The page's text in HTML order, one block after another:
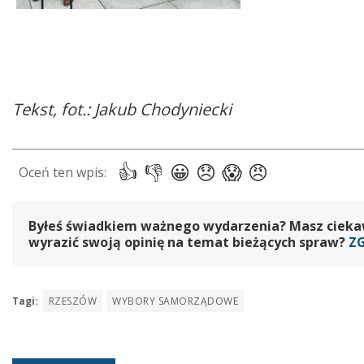
Tekst, fot.: Jakub Chodyniecki
Byłeś świadkiem ważnego wydarzenia? Masz
wyrazić swoją opinię na temat bieżących spraw?
Tagi: RZESZÓW WYBORY SAMORZĄDOWE